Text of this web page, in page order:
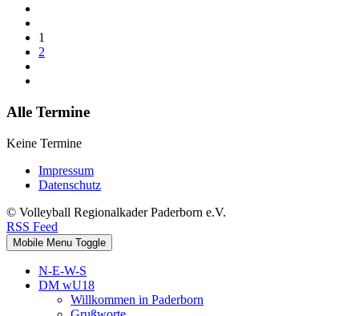
1
2
Alle Termine
Keine Termine
Impressum
Datenschutz
© Volleyball Regionalkader Paderborn e.V.
RSS Feed
Mobile Menu Toggle
N-E-W-S
DM wU18
Willkommen in Paderborn